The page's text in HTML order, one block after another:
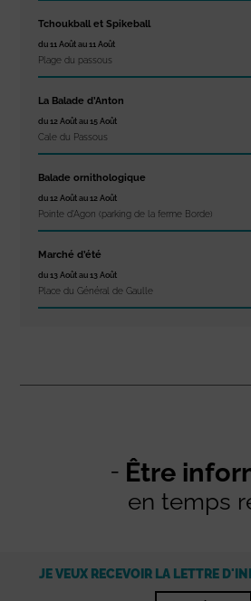
Tchoukball et Spikeball
du 11 Août au 11 Août
Plage du passous
La Balade d’Anton
du 12 Août au 15 Août
Cale du Passous
Balade ornithologique
du 12 Août au 12 Août
Pointe d'Agon (parking de la ferme Borde)
Marché d’été
du 13 Août au 13 Août
Place du Général de Gaulle
Être
en temps
JE VEUX RECEVOIR LA LETTRE